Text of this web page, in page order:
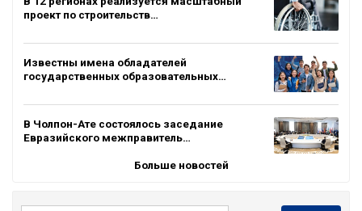
проект по строительств…
Известны имена обладателей
государственных образовательных…
В Чолпон-Ате состоялось заседание
Евразийского межправитель…
Больше новостей